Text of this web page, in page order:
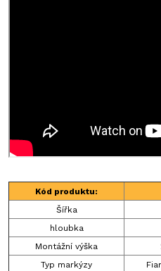
Kód produktu:
Šířka
hloubka
Montážní výška
Typ markýzy